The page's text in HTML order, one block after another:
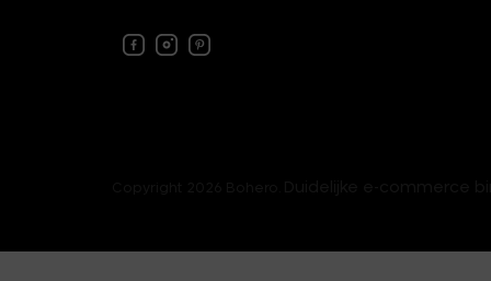
Facebook
Bohero
Instagram
Bohero
Pinterest
Bohero